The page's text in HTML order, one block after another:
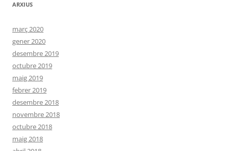
ARXIUS
març 2020
gener 2020
desembre 2019
octubre 2019
maig 2019
febrer 2019
desembre 2018
novembre 2018
octubre 2018
maig 2018